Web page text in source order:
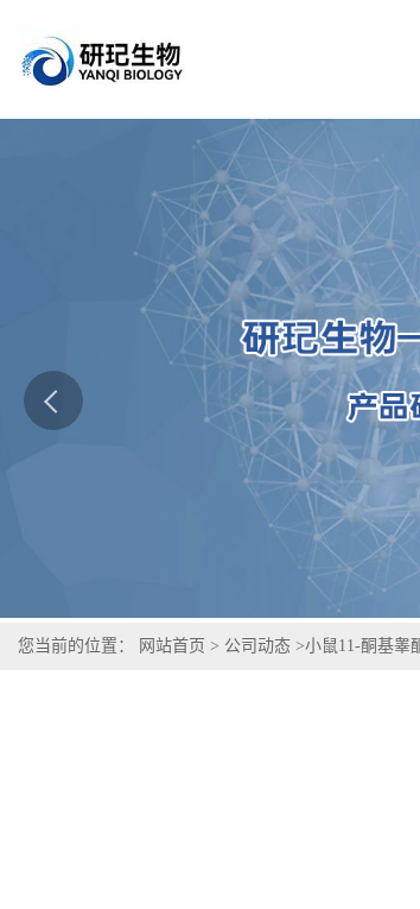
您当前的位置： 网站首页 > 公司动态 >小鼠11-酮基睾